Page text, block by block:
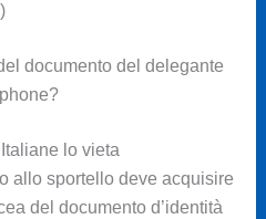
documento del delegante
lo vieta
allo sportello deve acquisire
del documento d’identità